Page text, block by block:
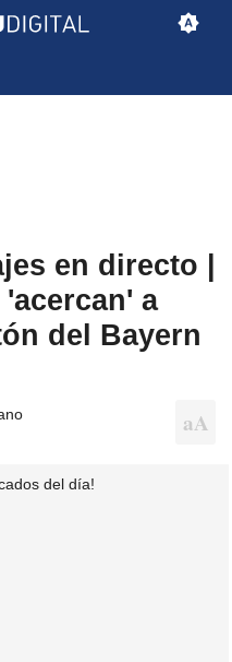
en directo |
a
del Bayern
del día!